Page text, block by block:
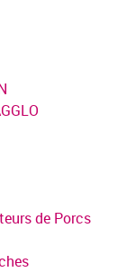
de Porcs